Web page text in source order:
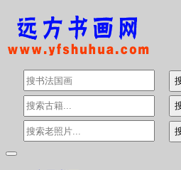
Skip
content
Expand